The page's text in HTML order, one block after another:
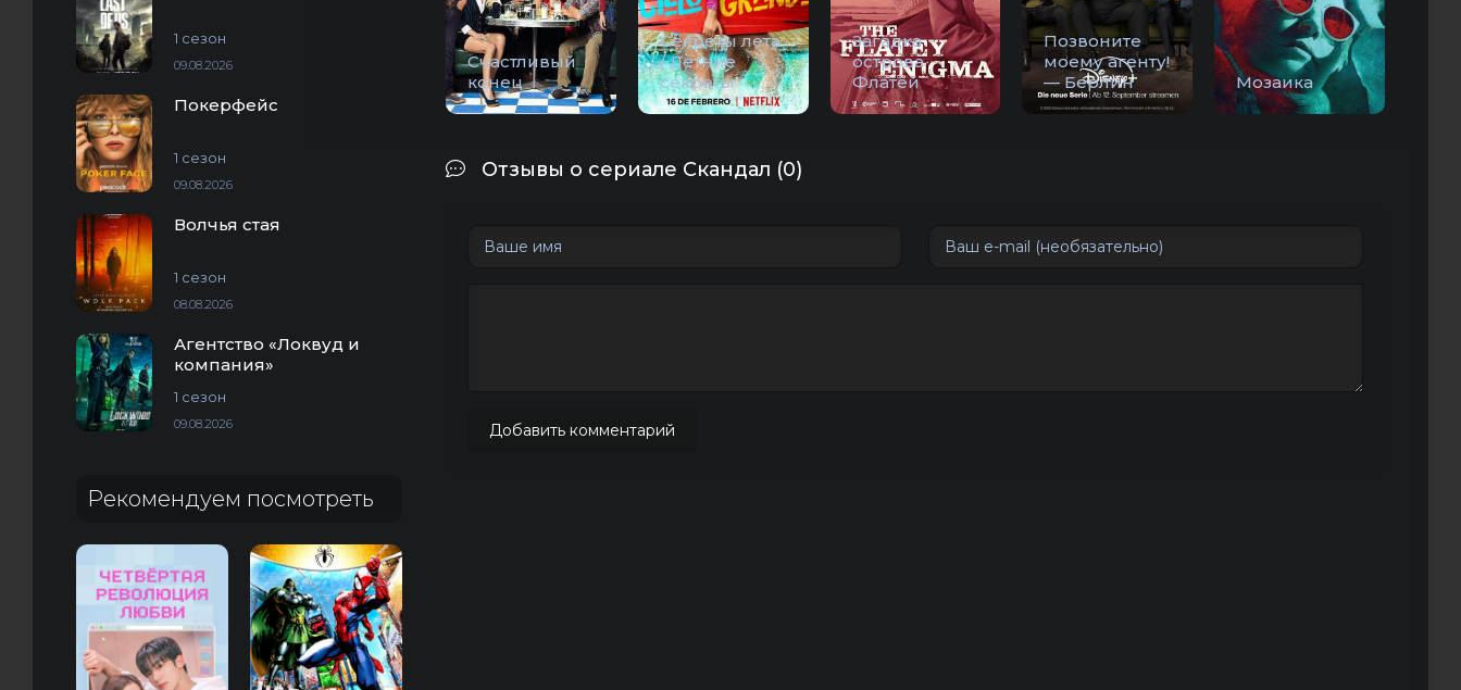
1 сезон
09.08.2026
Покерфейс
1 сезон
09.08.2026
Волчья стая
1 сезон
08.08.2026
Агентство «Локвуд и
компания»
1 сезон
09.08.2026
Рекомендуем посмотреть
Счастливый
конец
Секреты лета
/ Летние
секреты
Загадка
острова
Флатей
Позвоните
моему агенту!
— Берлин
Мозаика
Отзывы о сериале Скандал (0)
Добавить комментарий